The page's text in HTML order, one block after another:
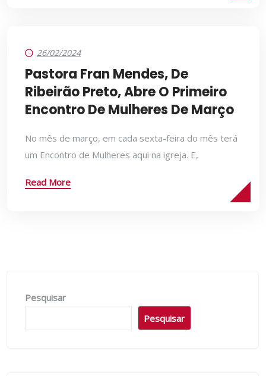
26/02/2024
Pastora Fran Mendes, De
Ribeirão Preto, Abre O Primeiro
Encontro De Mulheres De Março
No mês de março, em cada sexta-feira do mês terá
um Encontro de Mulheres aqui na igreja. E,
Read More
Pesquisar
Pesquisar